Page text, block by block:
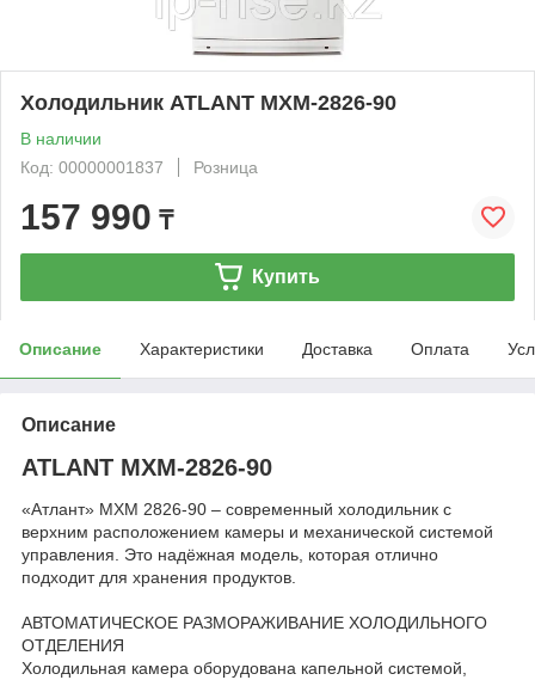
Холодильник ATLANT МХМ-2826-90
В наличии
Код: 00000001837
Розница
157 990 ₸
Купить
Описание Характеристики Доставка Оплата
Описание
ATLANT МХМ-2826-90
«Атлант» МХМ 2826-90 – современный холодильник с
верхним расположением камеры и механической системой
управления. Это надёжная модель, которая отлично
подходит для хранения продуктов.
АВТОМАТИЧЕСКОЕ РАЗМОРАЖИВАНИЕ ХОЛОДИЛЬНОГО
ОТДЕЛЕНИЯ
Холодильная камера оборудована капельной системой,